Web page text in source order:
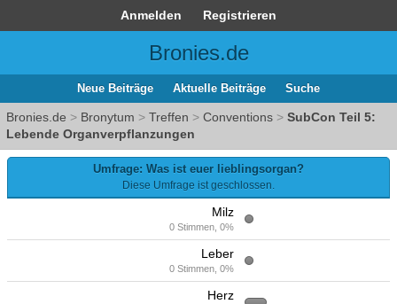
Anmelden Registrieren
Bronies.de
Neue Beiträge Aktuelle Beiträge Suche
Bronies.de > Bronytum > Treffen > Conventions > SubCon Teil 5:
Lebende Organverpflanzungen
Umfrage: Was ist euer lieblingsorgan?
Diese Umfrage ist geschlossen.
Milz
0 Stimmen, 0%
Leber
0 Stimmen, 0%
Herz